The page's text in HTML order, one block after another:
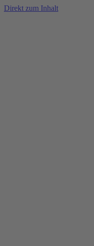
Direkt zum Inhalt